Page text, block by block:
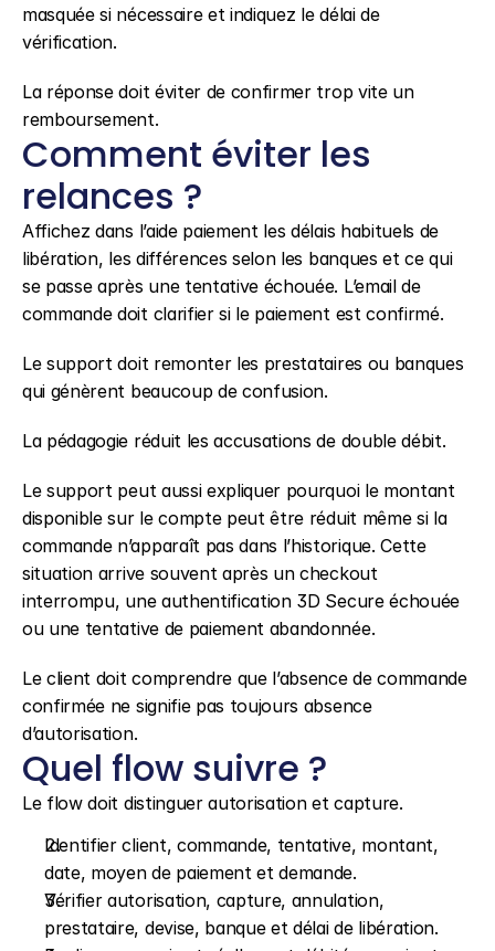
masquée si nécessaire et indiquez le délai de
vérification.
La réponse doit éviter de confirmer trop vite un
remboursement.
Comment éviter les
relances ?
Affichez dans l’aide paiement les délais habituels de
libération, les différences selon les banques et ce qui
se passe après une tentative échouée. L’email de
commande doit clarifier si le paiement est confirmé.
Le support doit remonter les prestataires ou banques
qui génèrent beaucoup de confusion.
La pédagogie réduit les accusations de double débit.
Le support peut aussi expliquer pourquoi le montant
disponible sur le compte peut être réduit même si la
commande n’apparaît pas dans l’historique. Cette
situation arrive souvent après un checkout
interrompu, une authentification 3D Secure échouée
ou une tentative de paiement abandonnée.
Le client doit comprendre que l’absence de commande
confirmée ne signifie pas toujours absence
d’autorisation.
Quel flow suivre ?
Le flow doit distinguer autorisation et capture.
Identifier client, commande, tentative, montant,
date, moyen de paiement et demande.
Vérifier autorisation, capture, annulation,
prestataire, devise, banque et délai de libération.